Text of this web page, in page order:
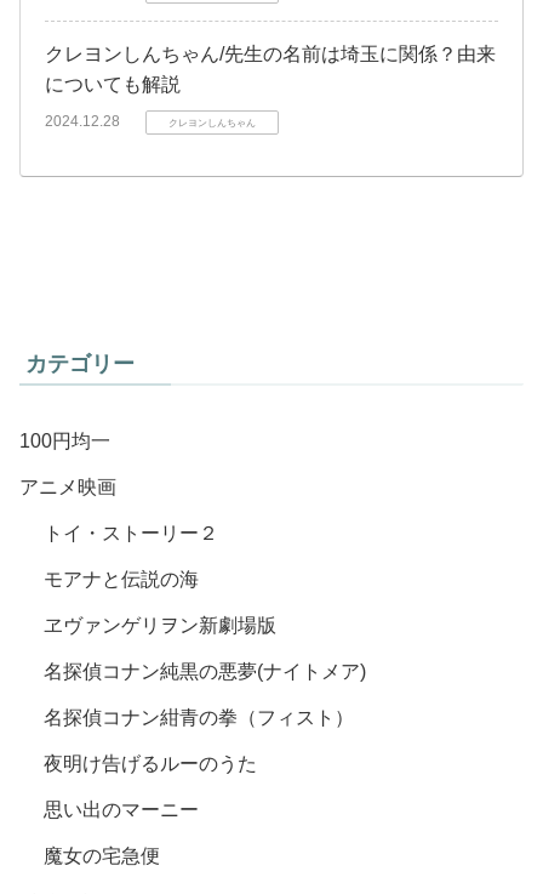
クレヨンしんちゃん/先生の名前は埼玉に関係？由来
についても解説
2024.12.28 クレヨンしんちゃん
カテゴリー
100円均一
アニメ映画
トイ・ストーリー２
モアナと伝説の海
ヱヴァンゲリヲン新劇場版
名探偵コナン純黒の悪夢(ナイトメア)
名探偵コナン紺青の拳（フィスト）
夜明け告げるルーのうた
思い出のマーニー
魔女の宅急便